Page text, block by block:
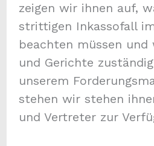
zeigen wir ihnen auf,
strittigen Inkassofall
beachten müssen
und Gerichte
unserem
stehen wir stehen
und Vertreter zur